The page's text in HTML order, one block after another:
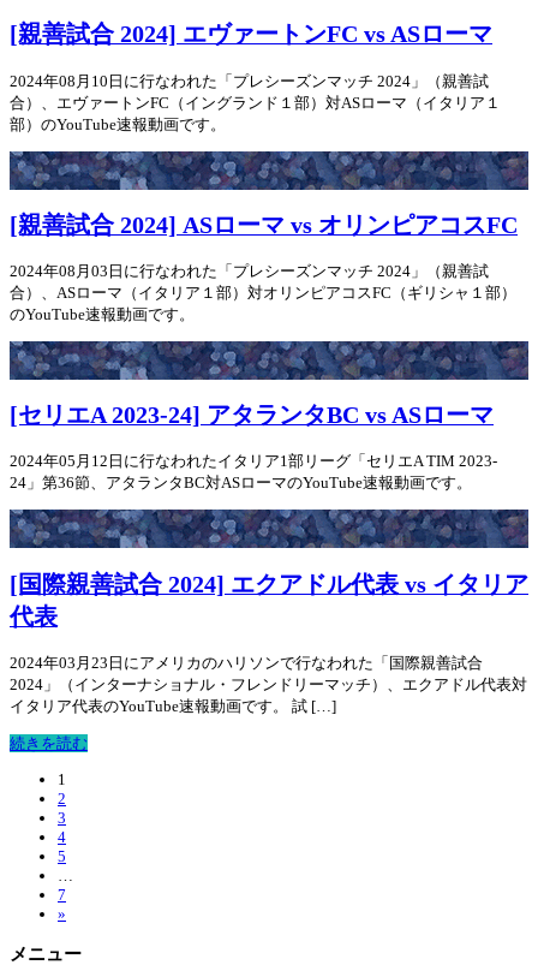
[親善試合 2024] エヴァートンFC vs ASローマ
2024年08月10日に行なわれた「プレシーズンマッチ 2024」（親善試
合）、エヴァートンFC（イングランド１部）対ASローマ（イタリア１
部）のYouTube速報動画です。
[親善試合 2024] ASローマ vs オリンピアコスFC
2024年08月03日に行なわれた「プレシーズンマッチ 2024」（親善試
合）、ASローマ（イタリア１部）対オリンピアコスFC（ギリシャ１部）
のYouTube速報動画です。
[セリエA 2023-24] アタランタBC vs ASローマ
2024年05月12日に行なわれたイタリア1部リーグ「セリエA TIM 2023-
24」第36節、アタランタBC対ASローマのYouTube速報動画です。
[国際親善試合 2024] エクアドル代表 vs イタリア
代表
2024年03月23日にアメリカのハリソンで行なわれた「国際親善試合
2024」（インターナショナル・フレンドリーマッチ）、エクアドル代表対
イタリア代表のYouTube速報動画です。 試 […]
続きを読む
1
2
3
4
5
7
»
メニュー